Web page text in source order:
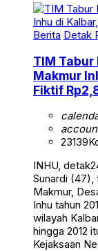
Berita Detak
TIM Tabur
Makmur
Fiktif
23139
INHU,
Sunardi (47),
Makmur,
Inhu tahun
wilayah
hingga 2012
Kejaksaan